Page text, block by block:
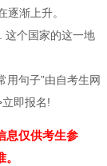
渐上升。
这个国家的这一地
用句子”由自考生网
即报名!
息仅供考生参